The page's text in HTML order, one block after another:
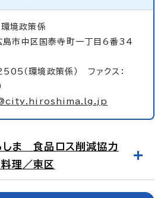
環境政策係
中区国泰寺町一丁目6番34
（環境政策係） ファクス：
しま 食品ロス削減協力
理／東区